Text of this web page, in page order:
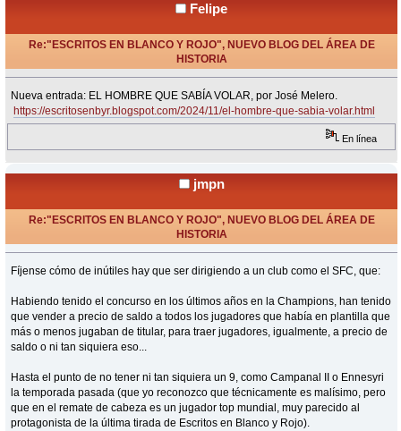
Felipe
Re:"ESCRITOS EN BLANCO Y ROJO", NUEVO BLOG DEL ÁREA DE
HISTORIA
Nueva entrada: EL HOMBRE QUE SABÍA VOLAR, por José Melero.
https://escritosenbyr.blogspot.com/2024/11/el-hombre-que-sabia-volar.html
En línea
jmpn
Re:"ESCRITOS EN BLANCO Y ROJO", NUEVO BLOG DEL ÁREA DE
HISTORIA
Fíjense cómo de inútiles hay que ser dirigiendo a un club como el SFC, que:
Habiendo tenido el concurso en los últimos años en la Champions, han tenido
que vender a precio de saldo a todos los jugadores que había en plantilla que
más o menos jugaban de titular, para traer jugadores, igualmente, a precio de
saldo o ni tan siquiera eso...
Hasta el punto de no tener ni tan siquiera un 9, como Campanal II o Ennesyri
la temporada pasada (que yo reconozco que técnicamente es malísimo, pero
que en el remate de cabeza es un jugador top mundial, muy parecido al
protagonista de la última tirada de Escritos en Blanco y Rojo).